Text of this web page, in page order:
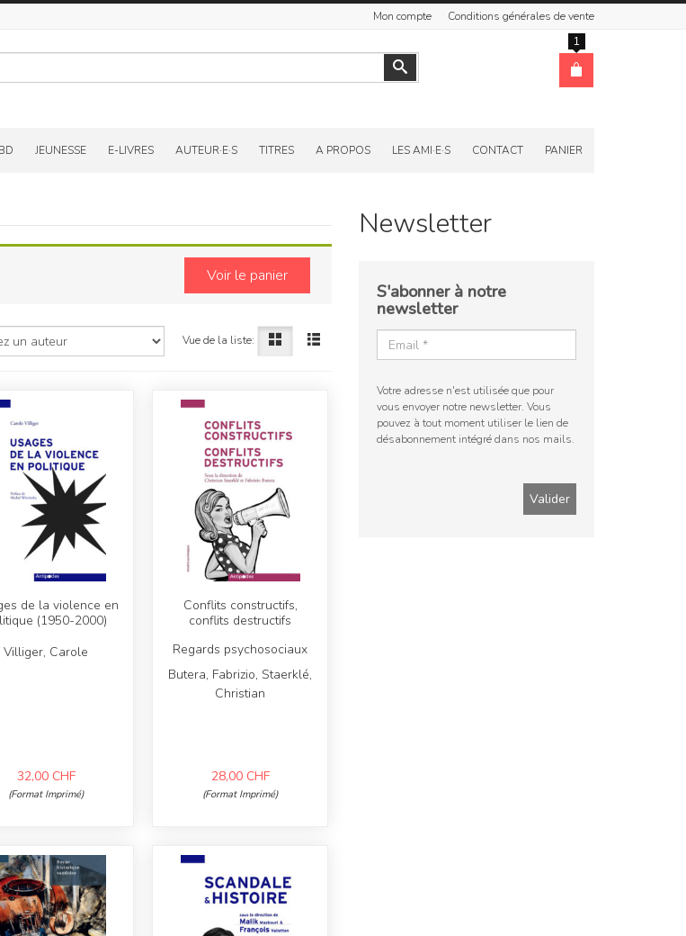
Mon compte Conditions générales de vente
1
BD JEUNESSE E-LIVRES AUTEUR·E·S TITRES A PROPOS LES AMI·E·S CONTACT PANIER
Voir le panier
Vue de la liste:
de la violence en
(1950-2000)
Villiger, Carole
32,00 CHF
(Format Imprimé)
Conflits constructifs,
conflits destructifs
Regards psychosociaux
Butera, Fabrizio, Staerklé,
Christian
28,00 CHF
(Format Imprimé)
Newsletter
S'abonner à notre
newsletter
Votre adresse n'est utilisée que pour
vous envoyer notre newsletter. Vous
pouvez à tout moment utiliser le lien de
désabonnement intégré dans nos mails.